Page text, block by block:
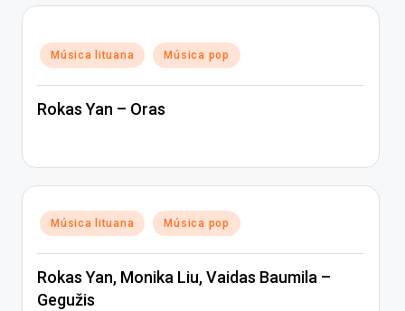
Posted
in
Música lituana Música pop
Rokas Yan – Oras
Posted
in
Música lituana Música pop
Rokas Yan, Monika Liu, Vaidas Baumila –
Gegužis